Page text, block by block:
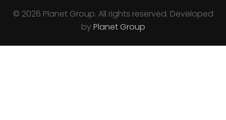
© 2026 Planet Group. All rights reserved. Developed
byPlanet Group